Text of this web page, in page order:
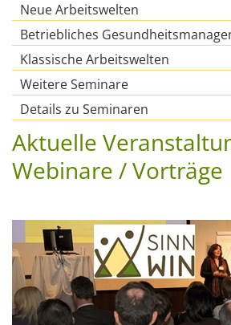
Neue Arbeitswelten
Betriebliches
Klassische Arbeitswelten
Weitere Seminare
Details zu Seminaren
Aktuelle
Webinare / Vorträge